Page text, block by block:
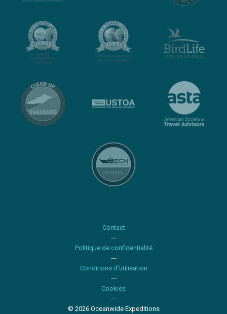
Contact
Politique de confidentialité
Conditions d'utilisation
Cookies
© 2026 Oceanwide Expeditions